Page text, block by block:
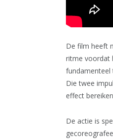
De film heeft
ritme voordat
fundamenteel
Die twee
effect
De actie is